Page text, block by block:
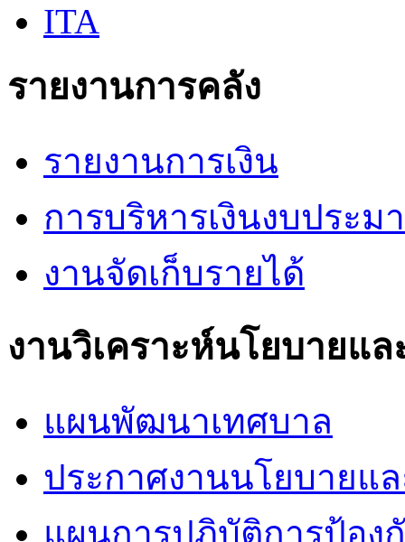
ITA
รายงานการคลัง
รายงานการเงิน
การบริหารเงินงบประม
งานจัดเก็บรายได้
งานวิเคราะห์นโยบายแ
แผนพัฒนาเทศบาล
ประกาศงานนโยบายแ
แผนการปฎิบัติการป้อง